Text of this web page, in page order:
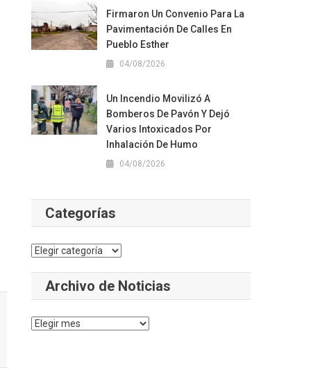
Firmaron Un Convenio Para La
Pavimentación De Calles En
Pueblo Esther
04/08/2026
Un Incendio Movilizó A
Bomberos De Pavón Y Dejó
Varios Intoxicados Por
Inhalación De Humo
04/08/2026
Categorías
Categorías
Archivo de Noticias
Archivo